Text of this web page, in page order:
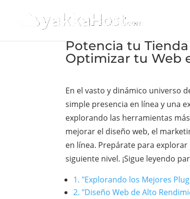
Potencia tu
Optimizar tu Web
En el vasto y dinámico universo
simple presencia en línea y una
explorando las herramientas
mejorar el diseño web, el
en línea. Prepárate para
siguiente nivel. ¡Sigue leyendo
1. "Explorando los Mejores
2. "Diseño Web de Alto